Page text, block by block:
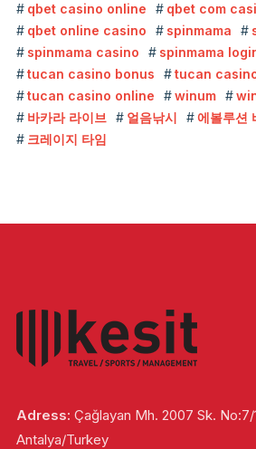
qbet casino online
qbet com
qbet online casino
spinmama
spinmama casino
spinmama
tucan casino bonus
tucan
tucan casino online
winum
바카라 라이브
얼음낚시
에볼루션
크레이지 타임
Adress: Çağlayan Mh. 2007 Sk. No:7/
Antalya/Turkey